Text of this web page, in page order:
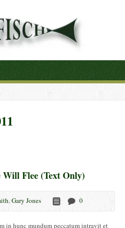
Will Flee (Text Only)
,Gary Jones 0
in hunc mundum peccatum intravit et